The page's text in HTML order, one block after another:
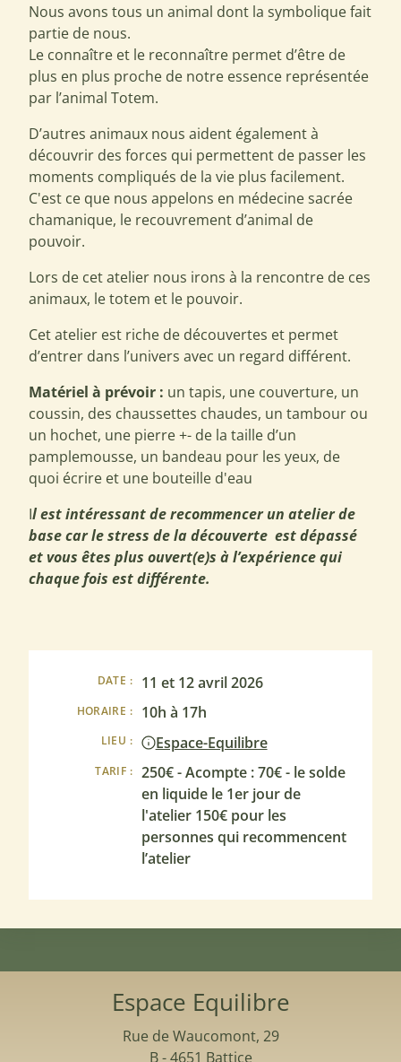
Nous avons tous un animal dont la symbolique fait
partie de nous.
Le connaître et le reconnaître permet d’être de
plus en plus proche de notre essence représentée
par l’animal Totem.
D’autres animaux nous aident également à
découvrir des forces qui permettent de passer les
moments compliqués de la vie plus facilement.
C'est ce que nous appelons en médecine sacrée
chamanique, le recouvrement d’animal de
pouvoir.
Lors de cet atelier nous irons à la rencontre de ces
animaux, le totem et le pouvoir.
Cet atelier est riche de découvertes et permet
d’entrer dans l’univers avec un regard différent.
Matériel à prévoir : un tapis, une couverture, un
coussin, des chaussettes chaudes, un tambour ou
un hochet, une pierre +- de la taille d’un
pamplemousse, un bandeau pour les yeux, de
quoi écrire et une bouteille d'eau
Il est intéressant de recommencer un atelier de
base car le stress de la découverte est dépassé
et vous êtes plus ouvert(e)s à l’expérience qui
chaque fois est différente.
DATE : 11 et 12 avril 2026
HORAIRE : 10h à 17h
LIEU : Espace-Equilibre
TARIF : 250€ - Acompte : 70€ - le solde
en liquide le 1er jour de
l'atelier 150€ pour les
personnes qui recommencent
l’atelier
Espace Equilibre
Rue de Waucomont, 29
B - 4651 Battice